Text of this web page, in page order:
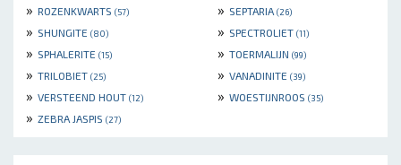
» ROZENKWARTS (57) » SEPTARIA (26)
» SHUNGITE (80) » SPECTROLIET (11)
» SPHALERITE (15) » TOERMALIJN (99)
» TRILOBIET (25) » VANADINITE (39)
» VERSTEEND HOUT (12) » WOESTIJNROOS (35)
» ZEBRA JASPIS (27)